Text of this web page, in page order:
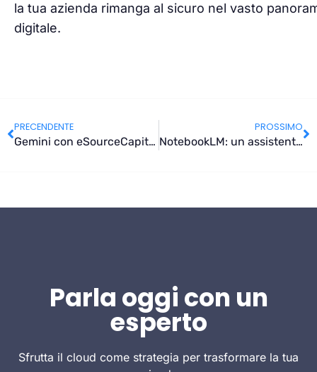
la tua azienda rimanga al sicuro nel vasto
digitale.
PRECENDENTE
Gemini con eSourceCapital: una nuova gestione aziendale
PROSSIMO
NotebookLM: un assistente IA scrittore e non solo
Parla oggi con un
esperto
Sfrutta il cloud come strategia per trasformare la tua